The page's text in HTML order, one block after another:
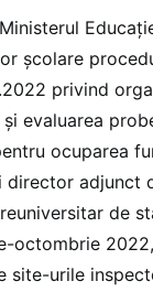
școlare
privind
evaluarea
ocuparea
director adjunct
de
octombrie
site-urile